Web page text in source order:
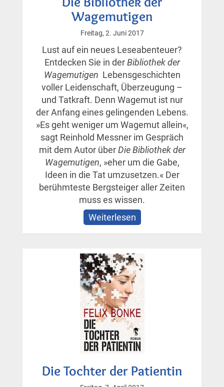
Wagemutigen
Freitag, 2. Juni 2017
Lust auf ein neues Leseabenteuer?
Entdecken Sie in derBibliothek der
Wagemutigen Lebensgeschichten
voller Leidenschaft, Überzeugung –
und Tatkraft. Denn Wagemut ist nur
der Anfang eines gelingenden Lebens.
»Es geht weniger um Wagemut allein«,
sagt Reinhold Messner im Gespräch
mit dem Autor überDie Bibliothek der
Wagemutigen, »eher um die Gabe,
Ideen in die Tat umzusetzen.« Der
berühmteste Bergsteiger aller Zeiten
muss es wissen.
Weiterlesen
der
Wagemutigen
Die Tochter der Patientin